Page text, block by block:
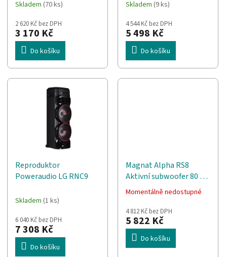
černá, IP 55
Skladem (70 ks)
2 620 Kč bez DPH
3 170 Kč
Do košíku
Skladem (9 ks)
4 544 Kč bez DPH
5 498 Kč
Do košíku
Reproduktor
Poweraudio LG RNC9
Skladem (1 ks)
6 040 Kč bez DPH
7 308 Kč
Do košíku
Magnat Alpha RS8
Aktivní subwoofer 80 W
Černá
Průměrné
produktu
je
5,0
5
Momentálně nedostupné
4 812 Kč bez DPH
5 822 Kč
Do košíku